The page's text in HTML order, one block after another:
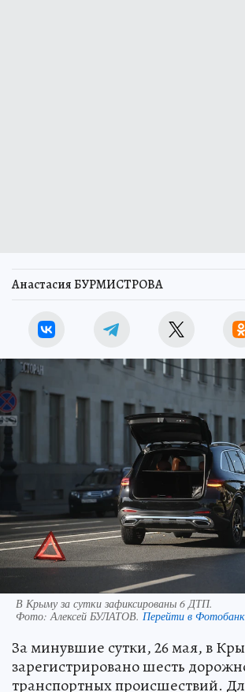
Анастасия БУРМИСТРОВА
В Крыму за сутки зафиксированы 6 ДТП.
Фото:Алексей БУЛАТОВ. Перейти в
За минувшие сутки, 26 мая, в
зарегистрировано шесть
транспортных происшествий.